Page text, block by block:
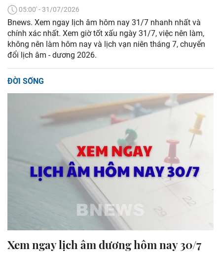
05:00' - 31/07/2026
Bnews. Xem ngay lịch âm hôm nay 31/7 nhanh nhất và
chính xác nhất. Xem giờ tốt xấu ngày 31/7, việc nên làm,
không nên làm hôm nay và lịch vạn niên tháng 7, chuyển
đổi lịch âm - dương 2026.
ĐỜI SỐNG
Xem ngay lịch âm dương hôm nay 30/7